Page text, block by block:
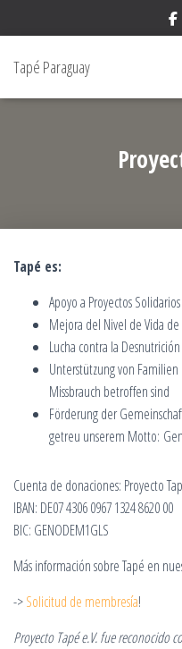
Tapé Paraguay
Tapé es:
Apoyo a Proyectos
Mejora del Nivel de Vida de
Lucha contra la Desnutrición
Unterstützung von
Missbrauch betroffen sind
Förderung der
getreu unserem Motto:
Cuenta de donaciones: Proyecto
IBAN: DE07 4306 0967 1324 8620 00
BIC: GENODEM1GLS
Más información sobre Tapé en
->Solicitud de membresía!
Proyecto Tapé e.V. fue reconocido